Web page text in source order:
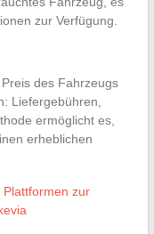
zur Verfügung.
des Fahrzeugs
Liefergebühren,
ermöglicht es,
erheblichen
Plattformen zur